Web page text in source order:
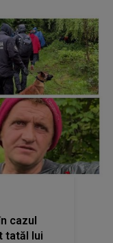
cazul
tatăl lui